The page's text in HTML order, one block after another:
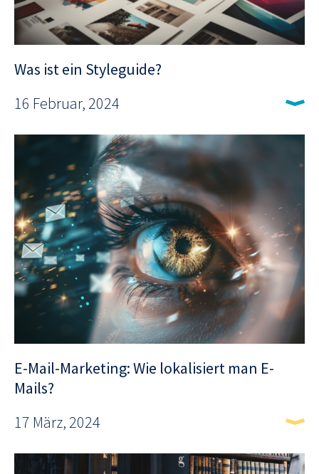
Was ist ein Styleguide?
16 Februar, 2024
E-Mail-Marketing: Wie lokalisiert man E-
Mails?
17 März, 2024